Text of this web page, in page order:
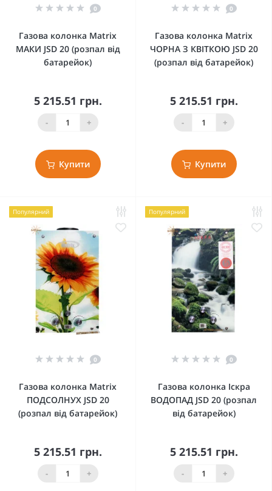
0
Газова колонка Matrix
МАКИ JSD 20 (розпал від
батарейок)
5 215.51 грн.
- +
Купити
0
Газова колонка Matrix
ЧОРНА З КВІТКОЮ JSD 20
(розпал від батарейок)
5 215.51 грн.
- +
Купити
Популярний
0
Газова колонка Matrix
ПОДСОЛНУХ JSD 20
(розпал від батарейок)
5 215.51 грн.
- +
Популярний
0
Газова колонка Іскра
ВОДОПАД JSD 20 (розпал
від батарейок)
5 215.51 грн.
- +